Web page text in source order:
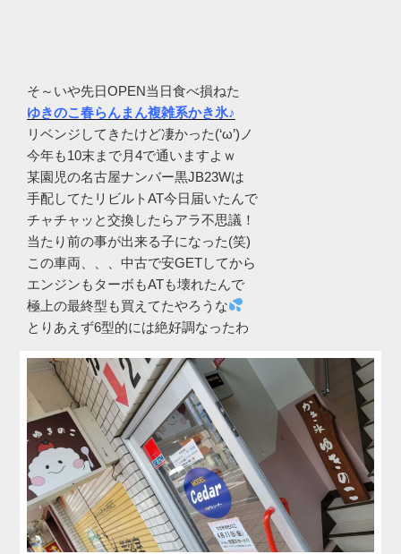
そ～いや先日OPEN当日食べ損ねた
ゆきのこ春らんまん複雑系かき氷♪
リベンジしてきたけど凄かった(‘ω’)ノ
今年も10末まで月4で通いますよｗ
某園児の名古屋ナンバー黒JB23Wは
手配してたリビルトAT今日届いたんで
チャチャッと交換したらアラ不思議！
当たり前の事が出来る子になった(笑)
この車両、、、中古で安GETしてから
エンジンもターボもATも壊れたんで
極上の最終型も買えてたやろうな
とりあえず6型的には絶好調なったわ